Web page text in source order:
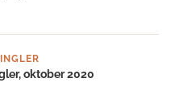
oktober 2020